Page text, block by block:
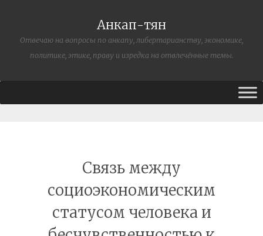
Анкап-тян
Отвечаю на вопросы по анкапу, либертарианству, экономике,
политике, этике, праву и изредка на отвлечённые темы.
Связь между
социоэкономическим
статусом человека и